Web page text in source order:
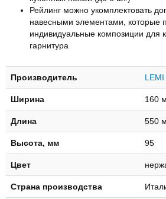
Рейлинг можно укомплектовать
навесными элементами, которые
индивидуальные композиции для
гарнитура
Производитель
Ширина 160
Длина 550
Высота, мм 95
Цвет
Страна производства